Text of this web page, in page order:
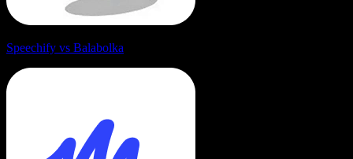
Speechify vs Balabolka